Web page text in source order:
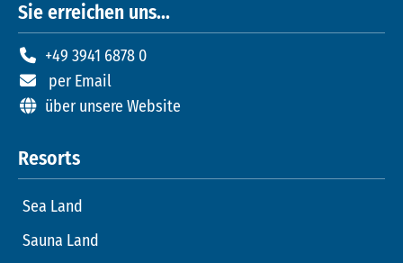
Sie erreichen uns...
+49 3941 6878 0
per Email
über unsere Website
Resorts
Sea Land
Sauna Land